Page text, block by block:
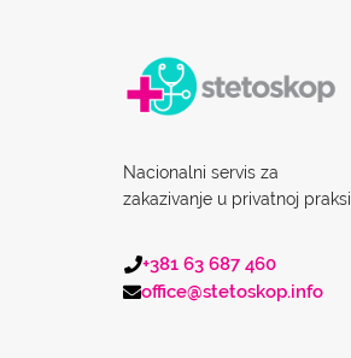
Nacionalni servis za
zakazivanje u privatnoj praksi.
+381 63 687 460
office@stetoskop.info